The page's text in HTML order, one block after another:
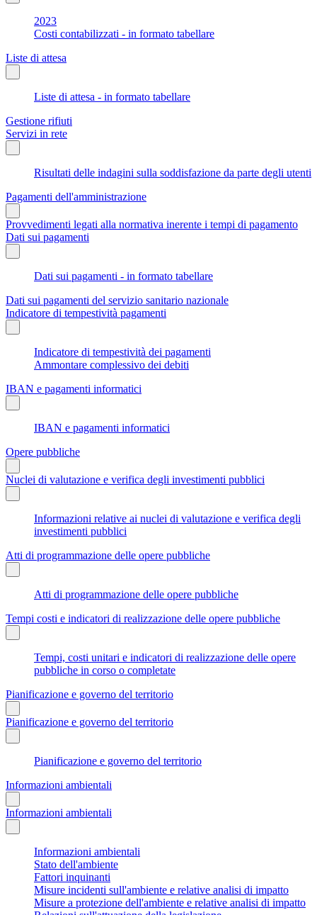
2023
Costi contabilizzati - in formato tabellare
Liste di attesa
Liste di attesa - in formato tabellare
Gestione rifiuti
Servizi in rete
Risultati delle indagini sulla soddisfazione da parte degli utenti
Pagamenti dell'amministrazione
Provvedimenti legati alla normativa inerente i tempi di pagamento
Dati sui pagamenti
Dati sui pagamenti - in formato tabellare
Dati sui pagamenti del servizio sanitario nazionale
Indicatore di tempestività pagamenti
Indicatore di tempestività dei pagamenti
Ammontare complessivo dei debiti
IBAN e pagamenti informatici
IBAN e pagamenti informatici
Opere pubbliche
Nuclei di valutazione e verifica degli investimenti pubblici
Informazioni relative ai nuclei di valutazione e verifica degli
investimenti pubblici
Atti di programmazione delle opere pubbliche
Atti di programmazione delle opere pubbliche
Tempi costi e indicatori di realizzazione delle opere pubbliche
Tempi, costi unitari e indicatori di realizzazione delle opere
pubbliche in corso o completate
Pianificazione e governo del territorio
Pianificazione e governo del territorio
Pianificazione e governo del territorio
Informazioni ambientali
Informazioni ambientali
Informazioni ambientali
Stato dell'ambiente
Fattori inquinanti
Misure incidenti sull'ambiente e relative analisi di impatto
Misure a protezione dell'ambiente e relative analisi di impatto